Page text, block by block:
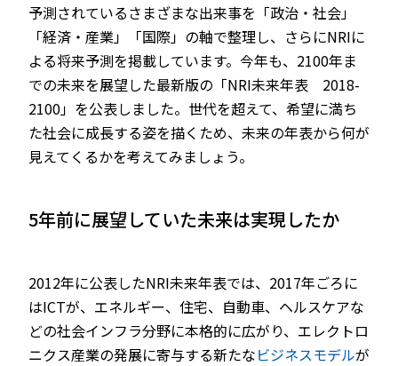
予測されているさまざまな出来事を「政治・社会」
「経済・産業」「国際」の軸で整理し、さらにNRIに
よる将来予測を掲載しています。今年も、2100年ま
での未来を展望した最新版の「NRI未来年表 2018-
2100」を公表しました。世代を超えて、希望に満ち
た社会に成長する姿を描くため、未来の年表から何が
見えてくるかを考えてみましょう。
5年前に展望していた未来は実現したか
2012年に公表したNRI未来年表では、2017年ごろに
はICTが、エネルギー、住宅、自動車、ヘルスケアな
どの社会インフラ分野に本格的に広がり、エレクトロ
ニクス産業の発展に寄与する新たなビジネスモデルが